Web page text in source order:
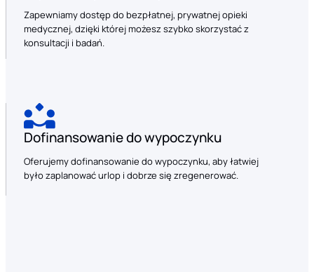
Zapewniamy dostęp do bezpłatnej, prywatnej opieki
medycznej, dzięki której możesz szybko skorzystać z
konsultacji i badań.
Dofinansowanie do wypoczynku
Oferujemy dofinansowanie do wypoczynku, aby łatwiej
było zaplanować urlop i dobrze się zregenerować.